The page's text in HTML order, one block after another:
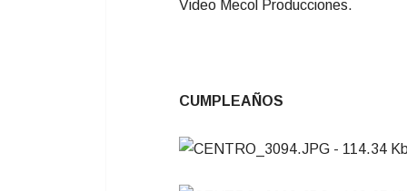
Video Mecol Producciones.
CUMPLEAÑOS